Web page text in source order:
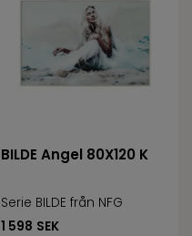
BILDE Angel 80X120 K
Serie BILDE från NFG
1 598 SEK